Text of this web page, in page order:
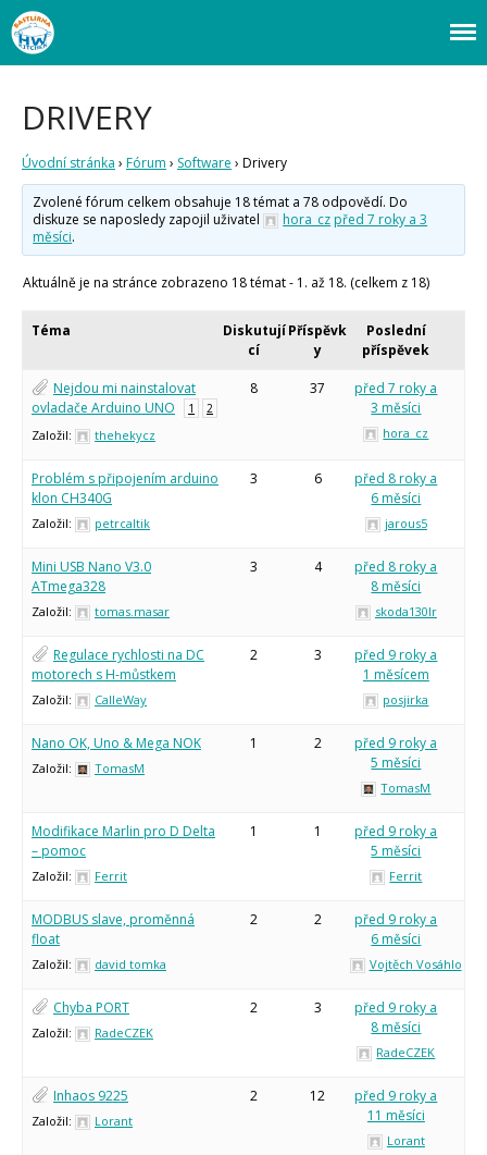
Staré fórum
Články
O programování obecně
Vaše projekty
Začínáme s Arduinem
Arduino Software
Arduino s Massimem Banzim
Arduino se Zbyškem Vodou
Arduino roboti
Videa
Webový magazín o bastlení a tvoření. Naučte se základy programování a
elektroniky zábavnou formou! Arduino a microbit projekty, návody,
DRIVERY
Úvodní stránka › Fórum › Software › Drivery
Zvolené fórum celkem obsahuje 18 témat a 78 odpovědí. Do
diskuze se naposledy zapojil uživatel
hora_cz před 7 roky a 3
měsíci.
Aktuálně je na stránce zobrazeno 18 témat - 1. až 18. (celkem z 18)
Téma
Diskutují
cí
Příspěvk
y
Poslední
příspěvek
Nejdou mi nainstalovat
ovladače Arduino UNO
1 2
Založil: thehekycz
8 37
před 7 roky a
3 měsíci
hora_cz
Problém s připojením arduino
klon CH340G
Založil: petrcaltik
3 6
před 8 roky a
6 měsíci
jarous5
Mini USB Nano V3.0
ATmega328
Založil: tomas.masar
3 4
před 8 roky a
8 měsíci
skoda130lr
Regulace rychlosti na DC
motorech s H-můstkem
Založil: CalleWay
2 3
před 9 roky a
1 měsícem
posjirka
Nano OK, Uno & Mega NOK
Založil: TomasM
1 2
před 9 roky a
5 měsíci
TomasM
Modifikace Marlin pro D Delta
– pomoc
Založil: Ferrit
1 1
před 9 roky a
5 měsíci
Ferrit
MODBUS slave, proměnná
float
Založil: david tomka
2 2
před 9 roky a
6 měsíci
Vojtěch Vosáhlo
Chyba PORT
Založil: RadeCZEK
2 3
před 9 roky a
8 měsíci
RadeCZEK
Inhaos 9225
Založil: Lorant
2 12
před 9 roky a
11 měsíci
Lorant